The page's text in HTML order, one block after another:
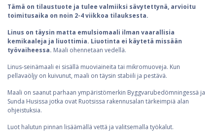
Tämä on tilaustuote ja tulee valmiiksi sävytettynä, arvioitu
toimitusaika on noin 2-4 viikkoa tilauksesta.
Linus on täysin matta emulsiomaali ilman vaarallisia
kemikaaleja ja liuottimia. Liuotinta ei käytetä missään
työvaiheessa. Maali ohennetaan vedellä.
Linus-seinämaali ei sisällä muoviaineita tai mikromuoveja. Kun
pellavaöljy on kuivunut, maali on täysin stabiili ja pestävä.
Maali on saanut parhaan ympäristömerkin Byggvarubedömningessä ja
Sunda Husissa jotka ovat Ruotsissa rakennusalan tärkeimpiä alan
ohjeistuksia.
Luot halutun pinnan lisäämällä vettä ja valitsemalla työkalut.